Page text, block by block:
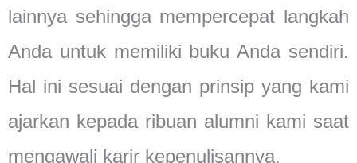
lainnya sehingga mempercepat langkah
Anda untuk memiliki buku Anda sendiri.
Hal ini sesuai dengan prinsip yang kami
ajarkan kepada ribuan alumni kami saat
mengawali karir kepenulisannya.